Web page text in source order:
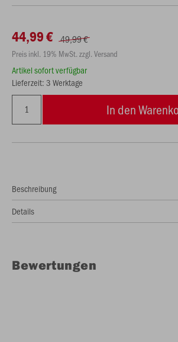
44,99 € 49,99 €
Preis inkl. 19% MwSt. zzgl. Versand
Artikel sofort verfügbar
Lieferzeit: 3 Werktage
In den
Beschreibung
Details
Bewertungen